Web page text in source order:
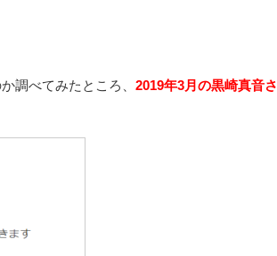
調べてみたところ、 2019年3月の黒崎真音さ